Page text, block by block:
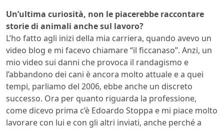
Un’ultima curiosità, non le piacerebbe raccontare
storie di animali anche sul lavoro?
L’ho fatto agli inizi della mia carriera, quando avevo un
video blog e mi facevo chiamare “il ficcanaso”. Anzi, un
mio video sui danni che provoca il randagismo e
l’abbandono dei cani è ancora molto attuale e a quei
tempi, parliamo del 2006, ebbe anche un discreto
successo. Ora per quanto riguarda la professione,
come dicevo prima c’è Edoardo Stoppa e mi piace molto
lavorare con lui e con gli altri inviati, anche perché a